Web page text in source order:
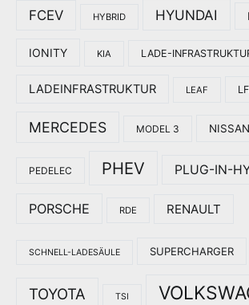
FCEV HYBRID HYUNDAI
IONITY KIA LADE-
LADEINFRASTRUKTUR LEAF
MERCEDES MODEL 3 NISSAN
PEDELEC PHEV PLUG-IN-
PORSCHE RDE RENAULT
SCHNELL-LADESÄULE SUPERCHARGER
TOYOTA TSI